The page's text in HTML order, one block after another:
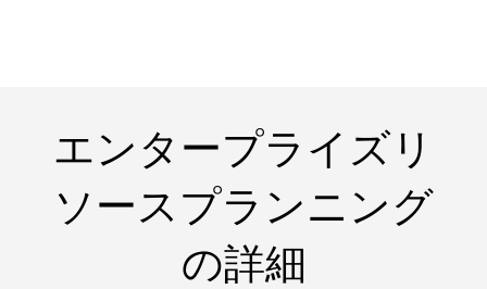
エンタープライズリ
ソースプランニング
の詳細